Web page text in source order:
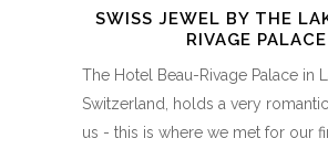
SWISS JEWEL BY THE
RIVAGE PALACE
The Hotel Beau-Rivage Palace in
Switzerland, holds a very
us - this is where we met for our